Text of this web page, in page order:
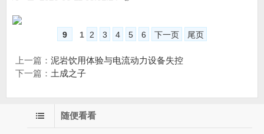
9 1 2 3 4 5 6 下一页 尾页
上一篇： 泥岩饮用体验与电流动力设备失控
下一篇： 土成之子
随便看看